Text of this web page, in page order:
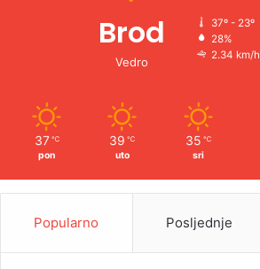
Brod
Vedro
37º - 23º
28%
2.34 km/h
37 ℃
pon
39 ℃
uto
35 ℃
sri
Popularno Posljednje